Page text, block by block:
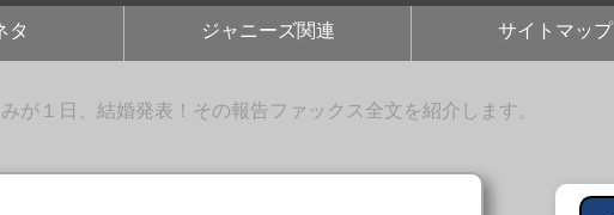
タ ジャニーズ関連 サイトマップ
が１日、結婚発表！その報告ファックス全文を紹介します。